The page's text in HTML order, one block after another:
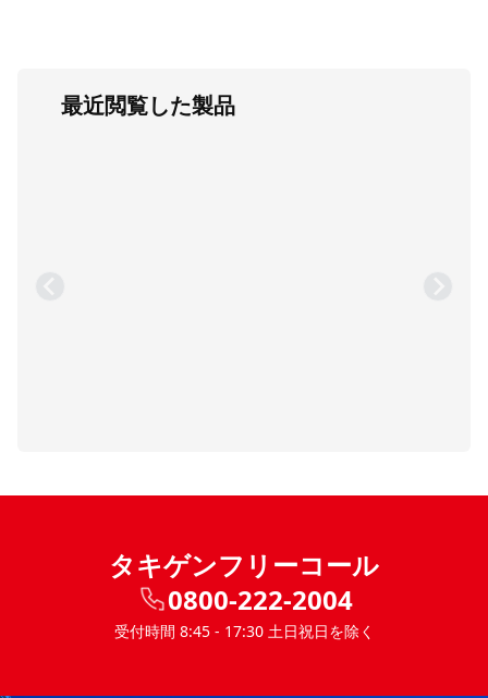
最近閲覧した製品
タキゲンフリーコール
0800-222-2004
受付時間 8:45 - 17:30 土日祝日を除く